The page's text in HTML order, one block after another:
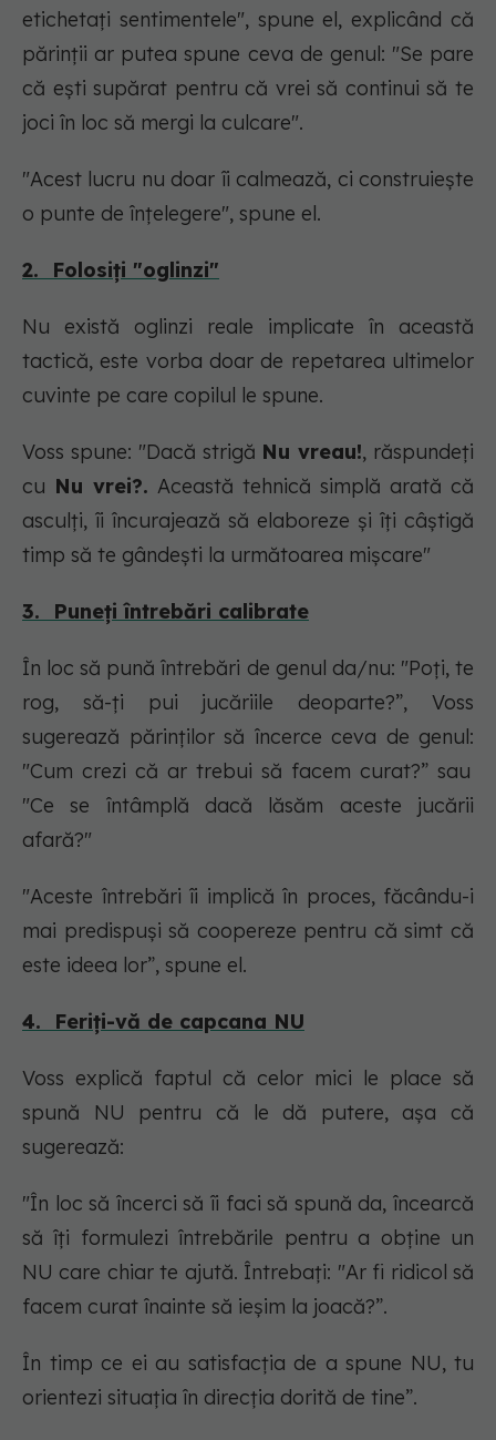
etichetați sentimentele", spune el, explicând că
părinții ar putea spune ceva de genul: "Se pare
că ești supărat pentru că vrei să continui să te
joci în loc să mergi la culcare".
"Acest lucru nu doar îi calmează, ci construiește
o punte de înțelegere", spune el.
2. Folosiți "oglinzi"
Nu există oglinzi reale implicate în această
tactică, este vorba doar de repetarea ultimelor
cuvinte pe care copilul le spune.
Voss spune: "Dacă strigă Nu vreau!, răspundeți
cu Nu vrei?. Această tehnică simplă arată că
asculți, îi încurajează să elaboreze și îți câștigă
timp să te gândești la următoarea mișcare"
3. Puneți întrebări calibrate
În loc să pună întrebări de genul da/nu: "Poți, te
rog, să-ți pui jucăriile deoparte?”, Voss
sugerează părinților să încerce ceva de genul:
"Cum crezi că ar trebui să facem curat?” sau
"Ce se întâmplă dacă lăsăm aceste jucării
afară?"
"Aceste întrebări îi implică în proces, făcându-i
mai predispuși să coopereze pentru că simt că
este ideea lor”, spune el.
4. Feriți-vă de capcana NU
Voss explică faptul că celor mici le place să
spună NU pentru că le dă putere, așa că
sugerează:
"În loc să încerci să îi faci să spună da, încearcă
să îți formulezi întrebările pentru a obține un
NU care chiar te ajută. Întrebați: "Ar fi ridicol să
facem curat înainte să ieșim la joacă?”.
În timp ce ei au satisfacția de a spune NU, tu
orientezi situația în direcția dorită de tine”.